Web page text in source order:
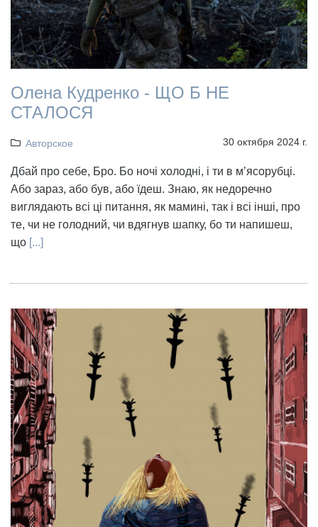
Олена Кудренко - ЩО Б НЕ
СТАЛОСЯ
Авторское 30 октября 2024 г.
Дбай про себе, Бро. Бо ночі холодні, і ти в м’ясорубці.
Або зараз, або був, або їдеш. Знаю, як недоречно
виглядають всі ці питання, як мамині, так і всі інші, про
те, чи не голодний, чи вдягнув шапку, бо ти напишеш,
що [...]